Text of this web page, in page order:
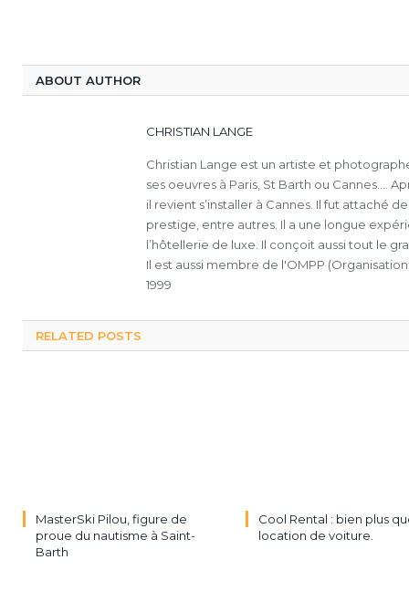
ABOUT AUTHOR
CHRISTIAN LANGE
Christian Lange est un artiste et
ses oeuvres à Paris, St Barth ou Cannes....
il revient s’installer à Cannes. Il fut attaché
prestige, entre autres. Il a une longue
l’hôtellerie de luxe. Il conçoit aussi tout le
Il est aussi membre de l'OMPP
1999
RELATED POSTS
MasterSki Pilou, figure de
proue du nautisme à Saint-
Barth
Cool Rental : bien plus
location de voiture.